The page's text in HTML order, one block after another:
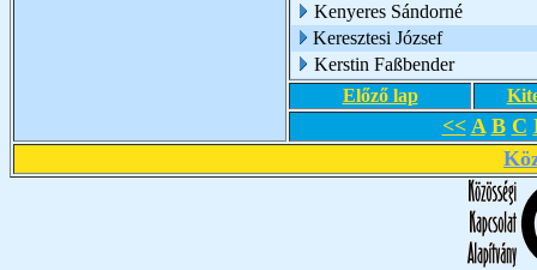
Kenyeres Sándorné
Keresztesi József
Kerstin Faßbender
Előző lap
<< A B C